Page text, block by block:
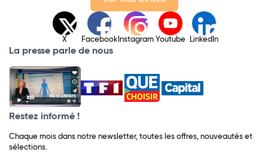
X Facebook Instagram Youtube LinkedIn
La presse parle de nous
Restez informé !
Chaque mois dans notre newsletter, toutes les offres, nouveautés et
sélections.